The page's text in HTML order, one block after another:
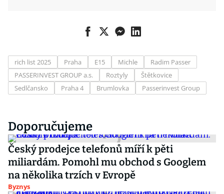
rich list 2025 Praha E15 Michle
Radim Passer
PASSERINVEST GROUP a.s.
Roztyly
Štětkovice
Sedlčansko
Praha 4 Brumlovka Passerinvest Group
Doporučujeme
Český prodejce telefonů míří k pěti
miliardám. Pomohl mu obchod s Googlem
na několika trzích v Evropě
Byznys